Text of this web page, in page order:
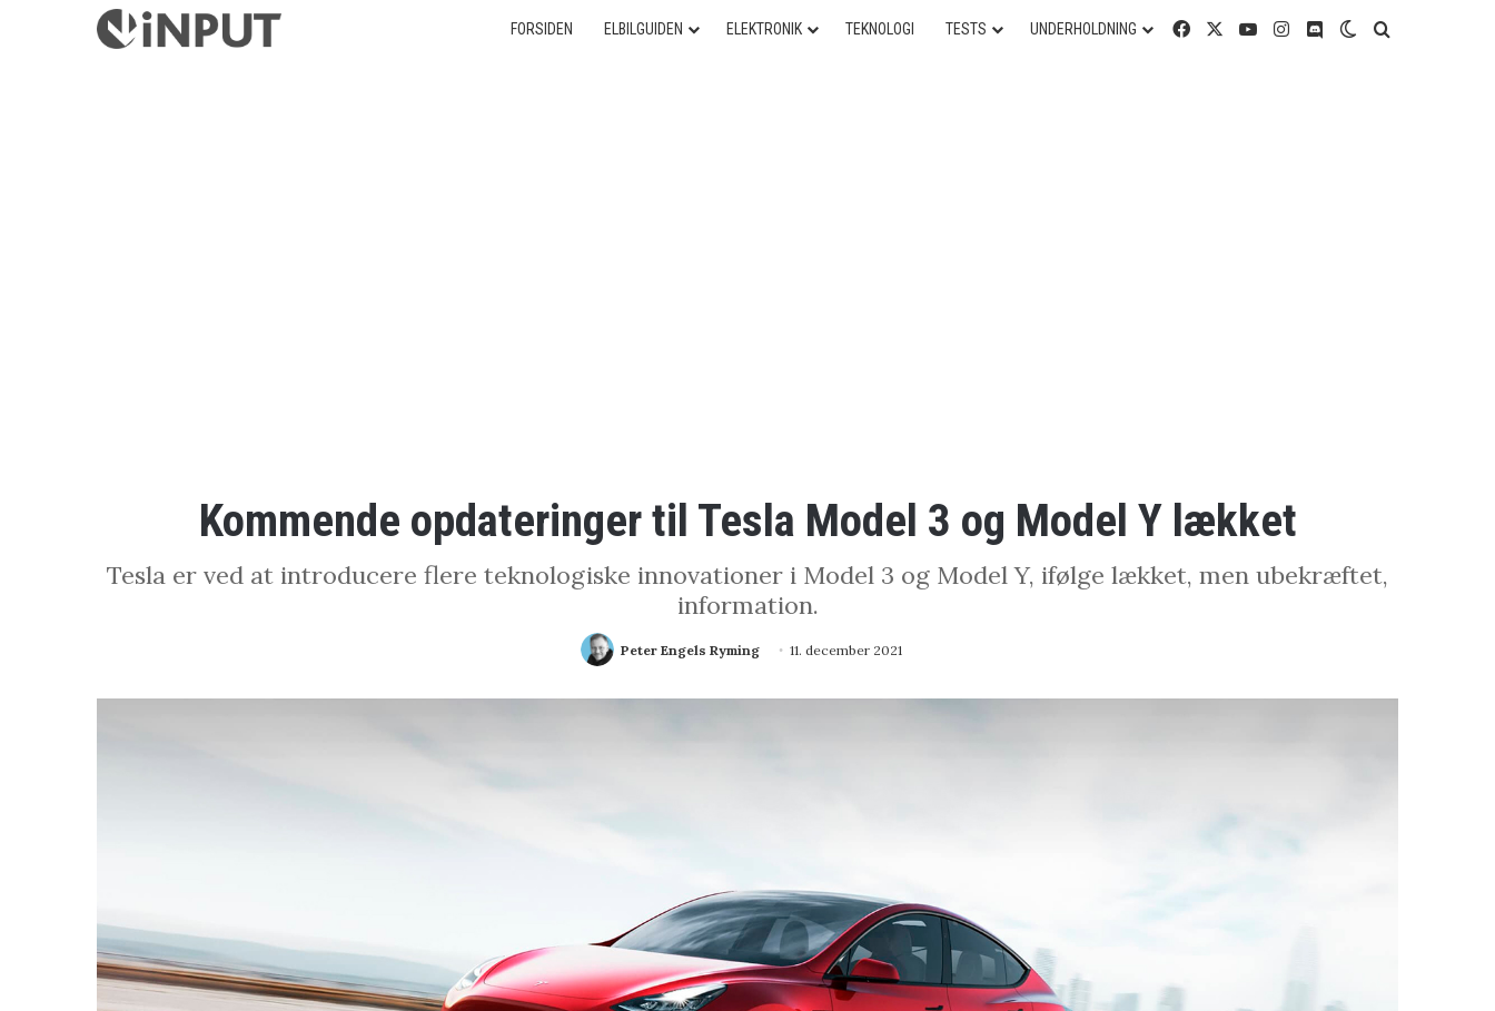
FORSIDEN ELBILGUIDEN ELEKTRONIK TEKNOLOGI TESTS UNDERHOLDNING FacebookYouTubeInstagram
DiscordSwitch skin
Kommende opdateringer til Tesla Model 3 og Model Y lækket
Tesla er ved at introducere flere teknologiske innovationer i Model 3 og Model Y, ifølge lækket, men ubekræftet,
information.
Peter Engels Ryming 11. december 2021